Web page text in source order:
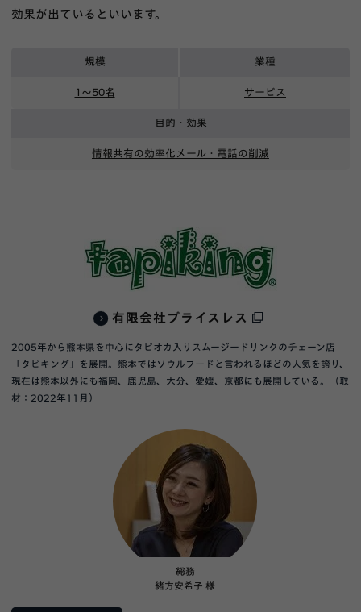
効果が出ているといいます。
規模
1〜50名
業種
サービス
目的・効果
情報共有の効率化 メール・電話の削減
有限会社プライスレス
2005年から熊本県を中心にタピオカ入りスムージードリンクのチェーン店
「タピキング」を展開。熊本ではソウルフードと言われるほどの人気を誇り、
現在は熊本以外にも福岡、鹿児島、大分、愛媛、京都にも展開している。（取
材：2022年11月）
総務
緒方安希子 様